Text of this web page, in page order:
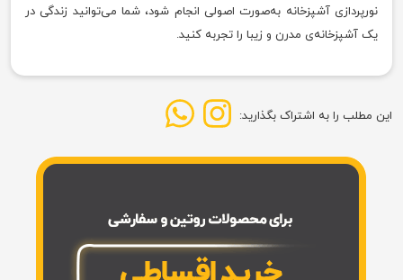
نورپردازی آشپزخانه به‌صورت اصولی انجام شود، شما می‌توانید زندگی در
یک آشپزخانه‌ی مدرن و زیبا را تجربه کنید.
این مطلب را به اشتراک بگذارید: